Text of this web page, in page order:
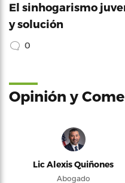
El sinhogarismo
y solución
0
Opinión y
Lic Alexis Quiñones
Abogado